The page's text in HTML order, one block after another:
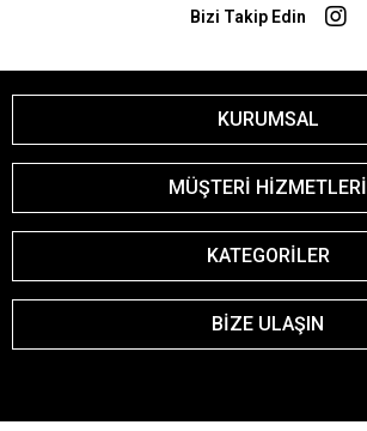
Bizi Takip Edin
KURUMSAL
MÜŞTERİ HİZMETLERİ
KATEGORİLER
BİZE ULAŞIN